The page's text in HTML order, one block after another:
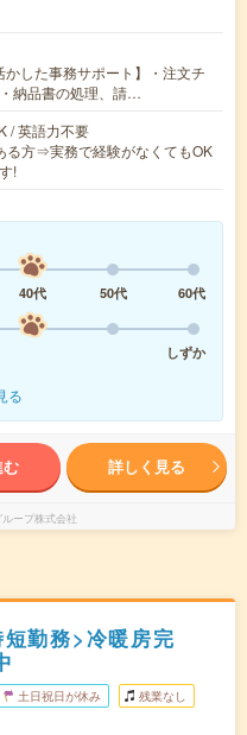
かした事務サポート】・注文チ
納品書の処理、請…
/ 英語力不要
る方⇒実務で経験がなくてもOK
!
40代 50代
60代
しずか
る
む 詳しく見る
ープ株式会社
勤務>冷暖房完
土日祝日が休み 残業なし